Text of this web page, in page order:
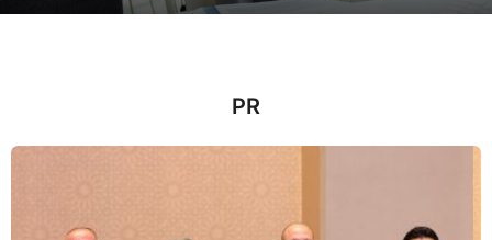
о
а
PR